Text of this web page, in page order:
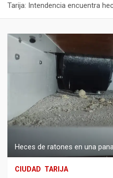
Tarija: Intendencia encuentra
Heces de ratones en una
CIUDAD TARIJA